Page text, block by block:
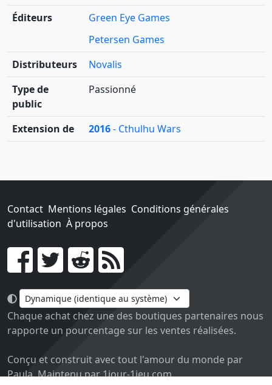
Éditeurs
Green Eye Games
Petersen Games
Distributeurs
Novalis
Type de
public
Passionné
Extension de 2016- Cthulhu Wars
Contact Mentions légales Conditions générales
d'utilisation À propos
Go !
Chaque achat chez une des boutiques partenaires nous
rapporte un pourcentage sur les ventes réalisées.
Conçu et construit avec tout l'amour du monde par
Paula. Maintenu par 1jour-1jeu.com.